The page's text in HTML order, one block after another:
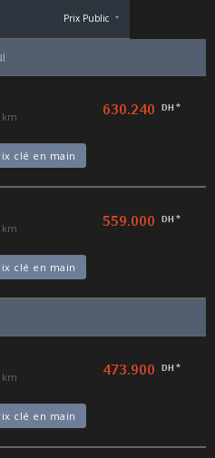
Prix Public *
km 630.240 DH *
clé en main
km 559.000 DH *
clé en main
km 473.900 DH *
clé en main